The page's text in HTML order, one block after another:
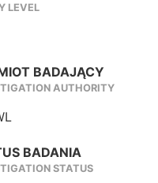
LEVEL
BADAJĄCY
AUTHORITY
BADANIA
STATUS